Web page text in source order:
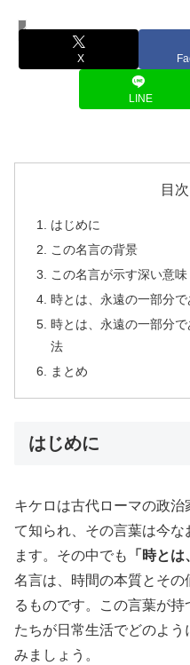
名言・格言
X
LINE
目次
はじめに
この名言の背景
この名言が示す深い意味
時とは、永遠の一部分
時とは、永遠の一部分
法
まとめ
はじめに
キケロは古代ローマの政
て知られ、その言葉は今
ます。その中でも
「時と
名言は、時間の本質とそ
るものです。この言葉が
たちが日常生活でどのよ
みましょう。